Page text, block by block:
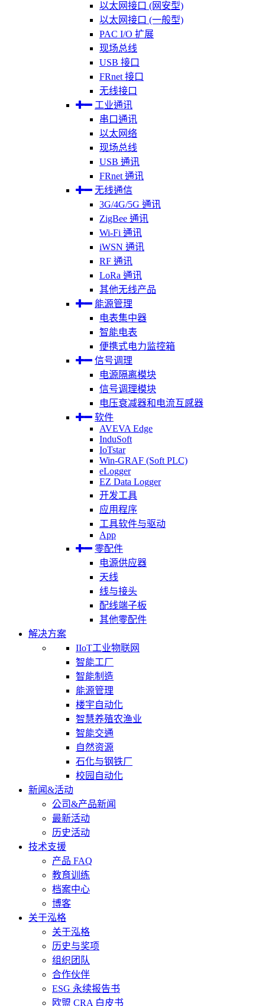
以太网接口 (网安型)
以太网接口 (一般型)
PAC I/O 扩展
现场总线
USB 接口
FRnet 接口
无线接口
工业通讯
串口通讯
以太网络
现场总线
USB 通讯
FRnet 通讯
无线通信
3G/4G/5G 通讯
ZigBee 通讯
Wi-Fi 通讯
iWSN 通讯
RF 通讯
LoRa 通讯
其他无线产品
能源管理
电表集中器
智能电表
便携式电力监控箱
信号调理
电源隔离模块
信号调理模块
电压衰减器和电流互感器
软件
AVEVA Edge
InduSoft
IoTstar
Win-GRAF (Soft PLC)
eLogger
EZ Data Logger
开发工具
应用程序
工具软件与驱动
App
零配件
电源供应器
天线
线与接头
配线端子板
其他零配件
解决方案
IIoT工业物联网
智能工厂
智能制造
能源管理
楼宇自动化
智慧养殖农渔业
智能交通
自然资源
石化与钢铁厂
校园自动化
新闻&活动
公司&产品新闻
最新活动
历史活动
技术支援
产品 FAQ
教育训练
档案中心
博客
关于泓格
关于泓格
历史与奖项
组织团队
合作伙伴
ESG 永续报告书
欧盟 CRA 白皮书